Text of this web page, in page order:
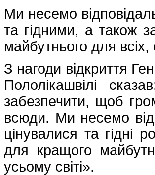
Ми несемо
та гідними, а також
майбутнього для всіх,
З нагоди відкриття
Пололікашвілі
забезпечити, щоб
всюди. Ми несемо
цінувалися та гідні
для кращого
усьому світі».